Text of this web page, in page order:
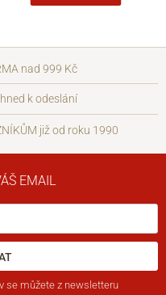
nad 999 Kč
k odeslání
již od roku 1990
EMAIL
se můžete z newsletteru